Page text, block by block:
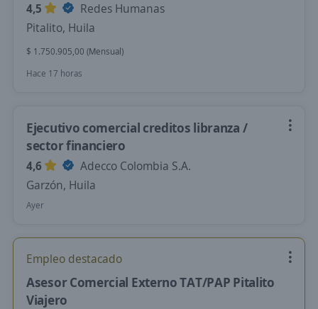
4,5
Redes Humanas
Pitalito, Huila
$ 1.750.905,00 (Mensual)
Hace 17 horas
Ejecutivo comercial creditos libranza /
sector financiero
4,6
Adecco Colombia S.A.
Garzón, Huila
Ayer
Empleo destacado
Asesor Comercial Externo TAT/PAP Pitalito
Viajero